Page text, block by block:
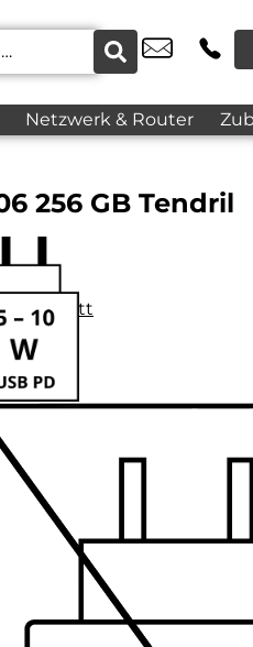
Netzwerk & Router
256 GB Tendril